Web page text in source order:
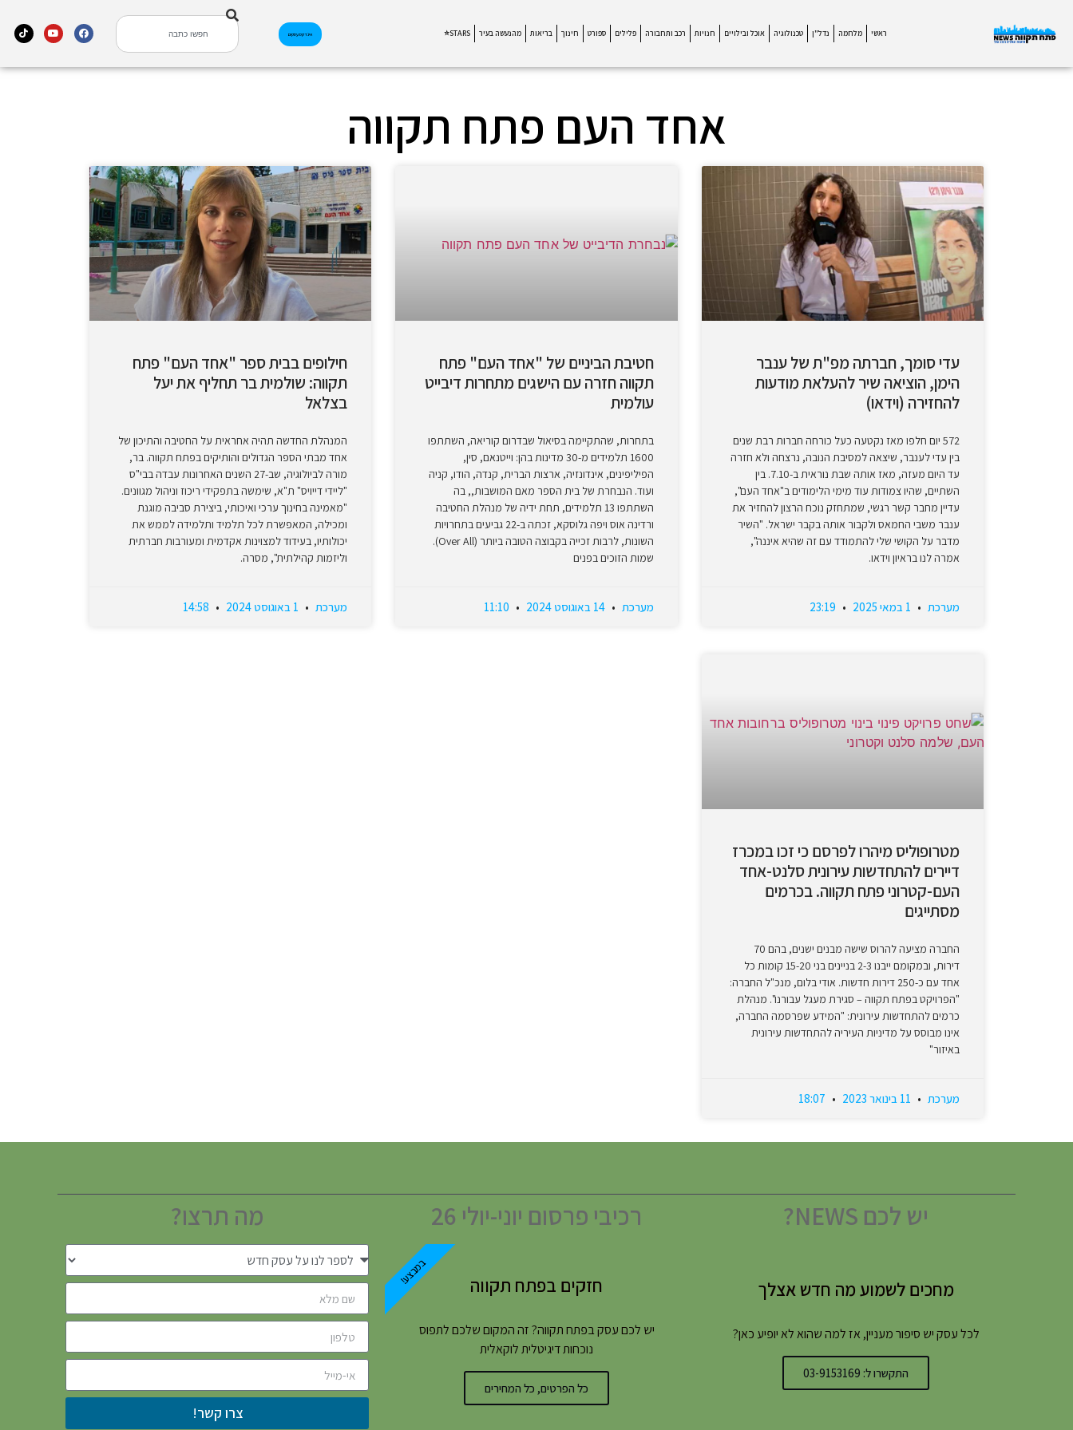
ראשי מלחמה נדל"ן טכנולוגיה אוכל ובילויים חנויות רכב ותחבורה פלילים ספורט חינוך בריאות מהנעשה בעיר STARS⭐ אינדקס עסקים
אחד העם פתח תקווה
עדי סומך, חברתה מפ"ת של ענבר
הימן, הוציאה שיר להעלאת מודעות
להחזירה (וידאו)
572 יום חלפו מאז נקטעה כעל כורחה חברות רבת שנים
בין עדי לענבר, שיצאה למסיבת הנובה, נרצחה ולא חזרה
עד היום מעזה, מאז אותה שבת נוראית ב-7.10. בין
השתיים, שהיו צמודות עוד מימי הלימודים ב"אחד העם",
עדיין מחבר קשר רגשי, שמתחזק נוכח הרצון להחזיר את
ענבר משבי החמאס ולקבור אותה בקבר ישראל. "השיר
מדבר על הקושי שלי להתמודד עם זה שהיא איננה",
אמרה לנו בראיון וידאו.
מערכת
חטיבת הביניים של "אחד העם" פתח
תקווה חזרה עם הישגים מתחרות דיבייט
עולמית
בתחרות, שהתקיימה בסיאול שבדרום קוריאה, השתתפו
1600 תלמידים מ-30 מדינות בהן: וייטנאם, סין,
הפיליפינים, אינדונזיה, ארצות הברית, קנדה, הודו, קניה
ועוד. הנבחרת של בית הספר מאם המושבות,, בה
השתתפו 13 תלמידים, תחת ידיה של מנהלת החטיבה
ורדינה אוס ויפה גלוסקא, זכתה ב-22 גביעים בתחרויות
השונות, לרבות זכייה בקבוצה הטובה ביותר (Over All).
שמות הזוכים בפנים
מערכת 14 באוגוסט 2024
חילופים בבית ספר "אחד העם" פתח
תקווה: שולמית בר תחליף את יעל
בצלאל
המנהלת החדשה תהיה אחראית על החטיבה והתיכון של
אחד מבתי הספר הגדולים והותיקים בפתח תקווה. בר,
מורה לביולוגיה, שב-27 השנים האחרונות עבדה בבי"ס
"ליידי דייויס" ת"א, שימשה בתפקידי ריכוז וניהול מגוונים.
"מאמינה בחינוך ערכי ואיכותי, ביצירת סביבה מוגנת
ומכילה, המאפשרת לכל תלמיד ותלמידה לממש את
יכולותיו, בעידוד למצוינות אקדמית ומעורבות חברתית
וליזמות קהילתית", מסרה.
מערכת
מטרופוליס מיהרו לפרסם כי זכו במכרז
דיירים להתחדשות עירונית סלנט-אחד
העם-קטרוני פתח תקווה. בכרמים
מסתייגים
החברה מציעה להרוס שישה מבנים ישנים, בהם 70
דירות, ובמקומם ייבנו 2-3 בניינים בני 15-20 קומות כל
אחד עם כ-250 דירות חדשות. אודי בלום, מנכ"ל החברה:
"הפרויקט בפתח תקווה – סגירת מעגל עבורנו". מנהלת
כרמים להתחדשות עירונית: "המידע שפרסמה החברה,
אינו מבוסס על מדיניות העיריה להתחדשות עירונית
באיזור"
מערכת
יש לכם NEWS?
מחכים לשמוע מה חדש אצלך
לכל עסק יש סיפור מעניין, אז למה שהוא לא יופיע כאן?
התקשרו ל: 03-9153169
רכיבי פרסום יוני-יולי 26
חזקים בפתח תקווה
יש לכם עסק בפתח תקווה? זה המקום שלכם לתפוס
נוכחות דיגיטלית לוקאלית
כל הפרטים, כל המחירים
במבצע!
מה תרצו?
צרו קשר!